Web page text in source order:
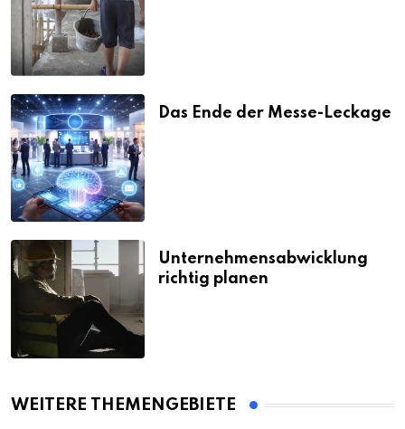
Das Ende der Messe-Leckage
Unternehmensabwicklung
richtig planen
WEITERE THEMENGEBIETE